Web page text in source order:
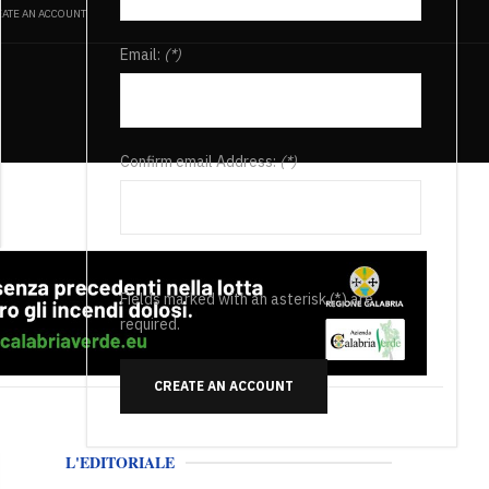
AN ACCOUNT
Email: (*)
Confirm email Address:(*)
Fields marked with an asterisk (*) are
required.
CREATE AN ACCOUNT
L'EDITORIALE